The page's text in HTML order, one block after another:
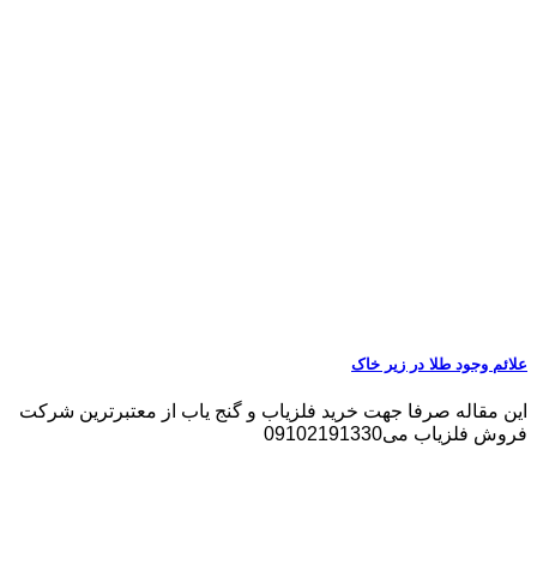
علائم وجود طلا در زیر خاک
این مقاله صرفا جهت خرید فلزیاب و گنج یاب از معتبرترین شرکت
فروش فلزیاب می09102191330